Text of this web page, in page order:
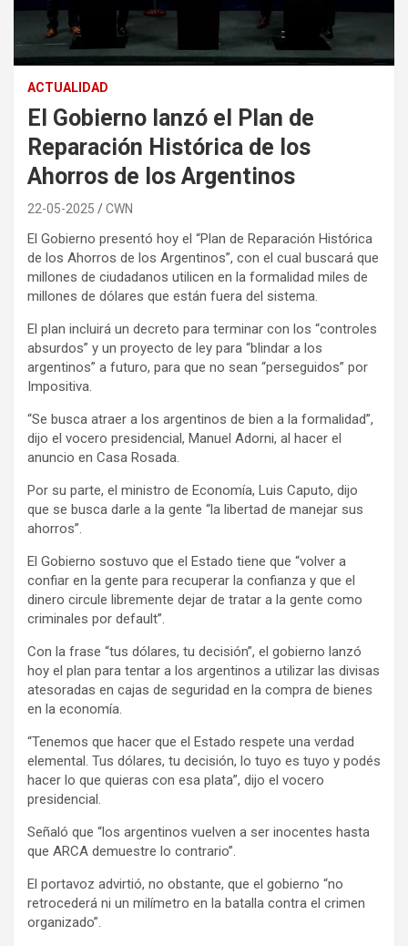
ACTUALIDAD
El Gobierno lanzó el Plan de
Reparación Histórica de los
Ahorros de los Argentinos
22-05-2025 CWN
El Gobierno presentó hoy el “Plan de Reparación Histórica
de los Ahorros de los Argentinos”, con el cual buscará que
millones de ciudadanos utilicen en la formalidad miles de
millones de dólares que están fuera del sistema.
El plan incluirá un decreto para terminar con los “controles
absurdos” y un proyecto de ley para “blindar a los
argentinos” a futuro, para que no sean “perseguidos” por
Impositiva.
“Se busca atraer a los argentinos de bien a la formalidad”,
dijo el vocero presidencial, Manuel Adorni, al hacer el
anuncio en Casa Rosada.
Por su parte, el ministro de Economía, Luis Caputo, dijo
que se busca darle a la gente “la libertad de manejar sus
ahorros”.
El Gobierno sostuvo que el Estado tiene que “volver a
confiar en la gente para recuperar la confianza y que el
dinero circule libremente dejar de tratar a la gente como
criminales por default”.
Con la frase “tus dólares, tu decisión”, el gobierno lanzó
hoy el plan para tentar a los argentinos a utilizar las divisas
atesoradas en cajas de seguridad en la compra de bienes
en la economía.
“Tenemos que hacer que el Estado respete una verdad
elemental. Tus dólares, tu decisión, lo tuyo es tuyo y podés
hacer lo que quieras con esa plata”, dijo el vocero
presidencial.
Señaló que “los argentinos vuelven a ser inocentes hasta
que ARCA demuestre lo contrario”.
El portavoz advirtió, no obstante, que el gobierno “no
retrocederá ni un milímetro en la batalla contra el crimen
organizado”.